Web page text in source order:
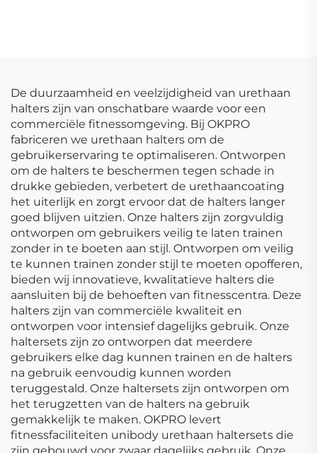
De duurzaamheid en veelzijdigheid van urethaan
halters zijn van onschatbare waarde voor een
commerciële fitnessomgeving. Bij OKPRO
fabriceren we urethaan halters om de
gebruikerservaring te optimaliseren. Ontworpen
om de halters te beschermen tegen schade in
drukke gebieden, verbetert de urethaancoating
het uiterlijk en zorgt ervoor dat de halters langer
goed blijven uitzien. Onze halters zijn zorgvuldig
ontworpen om gebruikers veilig te laten trainen
zonder in te boeten aan stijl. Ontworpen om veilig
te kunnen trainen zonder stijl te moeten opofferen,
bieden wij innovatieve, kwalitatieve halters die
aansluiten bij de behoeften van fitnesscentra. Deze
halters zijn van commerciële kwaliteit en
ontworpen voor intensief dagelijks gebruik. Onze
haltersets zijn zo ontworpen dat meerdere
gebruikers elke dag kunnen trainen en de halters
na gebruik eenvoudig kunnen worden
teruggestald. Onze haltersets zijn ontworpen om
het terugzetten van de halters na gebruik
gemakkelijk te maken. OKPRO levert
fitnessfaciliteiten unibody urethaan haltersets die